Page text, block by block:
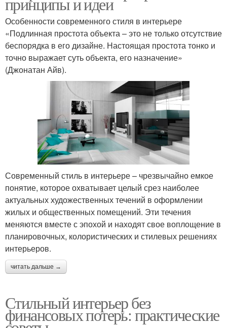
Особенности современного стиля в интерьере
«Подлинная простота объекта – это не только отсутствие
беспорядка в его дизайне. Настоящая простота тонко и
точно выражает суть объекта, его назначение»
(Джонатан Айв).
Современный стиль в интерьере – чрезвычайно емкое
понятие, которое охватывает целый срез наиболее
актуальных художественных течений в оформлении
жилых и общественных помещений. Эти течения
меняются вместе с эпохой и находят свое воплощение в
планировочных, колористических и стилевых решениях
интерьеров.
читать дальше →
Стильный интерьер без
финансовых потерь: практические